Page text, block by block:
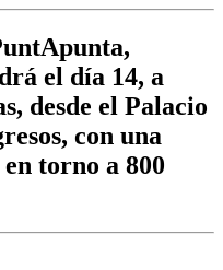
el día 14, a
desde el Palacio
con una
torno a 800